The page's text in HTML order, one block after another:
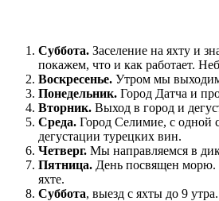
Суббота. Заселение на яхту и
покажем, что и как работает.
Воскресенье. Утром мы выходим
Понедельник. Город Датча и
Вторник. Выход в город и
Среда. Город Селимие, с одной
дегустации турецких вин.
Четверг. Мы направляемся в
Пятница. День посвящен морю.
яхте.
Суббота, выезд с яхты до 9 утра.